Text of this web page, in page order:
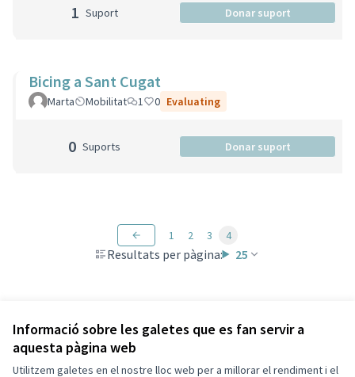
Informació sobre les galetes que es fan servir a
aquesta pàgina web
Utilitzem galetes en el nostre lloc web per a millorar el rendiment i el
1 Suport Donar suport
Bicing a Sant Cugat
Marta Mobilitat 1 0 Evaluating
0 Suports Donar suport
Resultats per pàgina: 25
1 2 3 4
Veure totes les propostes retirades
Termes i condicions d'ús